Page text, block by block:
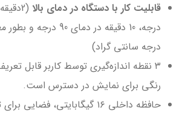
قابلیت کار با دستگاه در دمای بالا
درجه سانتی گراد)
رنگی برای نمایش در دسترس است.